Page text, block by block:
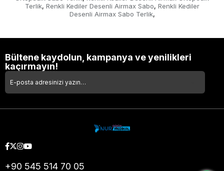
Terlik, Renkli Kediler Desenli Airmax Sabo, Renkli Kediler
Desenli Airmax Sabo Terlik,
Bültene kaydolun, kampanya ve yenilikleri
kaçırmayın!
+90 545 514 70 05